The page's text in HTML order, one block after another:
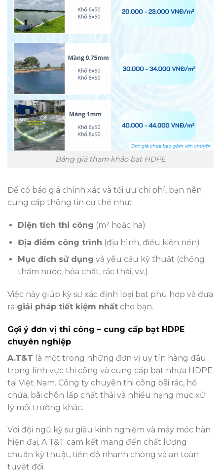
Bảng giá tham khảo bạt HDPE
Để có báo giá chính xác và tối ưu chi phí, bạn nên
cung cấp thông tin cụ thể như:
Diện tích thi công (m² hoặc ha)
Địa điểm công trình (địa hình, điều kiện nền)
Mục đích sử dụng và yêu cầu kỹ thuật (chống
thấm nước, hóa chất, rác thải, v.v.)
Việc này giúp kỹ sư xác định loại bạt phù hợp và đưa
ra giải pháp tiết kiệm nhất cho bạn.
Gợi ý đơn vị thi công – cung cấp bạt HDPE
chuyên nghiệp
A.T&T là một trong những đơn vị uy tín hàng đầu
trong lĩnh vực thi công và cung cấp bạt nhựa HDPE
tại Việt Nam. Công ty chuyên thi công bãi rác, hồ
chứa, bãi chôn lấp chất thải và nhiều hạng mục xử
lý môi trường khác.
Với đội ngũ kỹ sư giàu kinh nghiệm và máy móc hàn
hiện đại, A.T&T cam kết mang đến chất lượng
chuẩn kỹ thuật, tiến độ nhanh chóng và an toàn
tuyệt đối.